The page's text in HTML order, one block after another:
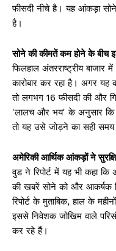
फीसदी नीचे है। यह आंकड़ा
है।
सोने की कीमतें कम होने के बीच
फिलहाल अंतरराष्ट्रीय
कारोबार कर रहा है। अगर यह
तो लगभग 16 फीसदी की और
'लालच और भय' के अनुसार कि
तो यह उसे जोड़ने का सही समय
अमेरिकी आर्थिक आंकड़ों ने
वुड ने रिपोर्ट में यह भी कहा कि
की खबरें सोने को और आकर्षक
रिपोर्ट के मुताबिक, हाल के
इससे निवेशक जोखिम वाले
कर रहे हैं।